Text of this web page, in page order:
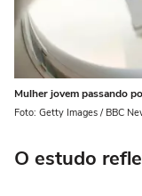
Mulher jovem passando
Foto: Getty Images / BBC
O estudo